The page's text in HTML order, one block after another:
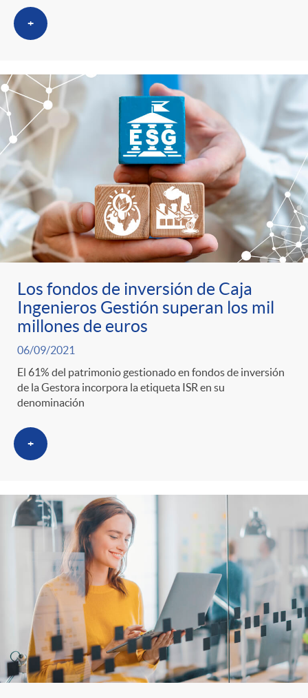
+
Los fondos de inversión de Caja
Ingenieros Gestión superan los mil
millones de euros
06/09/2021
El 61% del patrimonio gestionado en fondos de inversión
de la Gestora incorpora la etiqueta ISR en su
denominación
+